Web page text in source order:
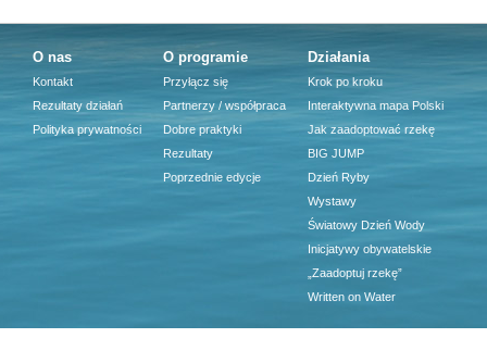
O nas
Kontakt
Rezultaty działań
Polityka prywatności
O programie
Przyłącz się
Partnerzy / współpraca
Dobre praktyki
Rezultaty
Poprzednie edycje
Działania
Krok po kroku
Interaktywna mapa Polski
Jak zaadoptować rzekę
BIG JUMP
Dzień Ryby
Wystawy
Światowy Dzień Wody
Inicjatywy obywatelskie
„Zaadoptuj rzekę”
Written on Water